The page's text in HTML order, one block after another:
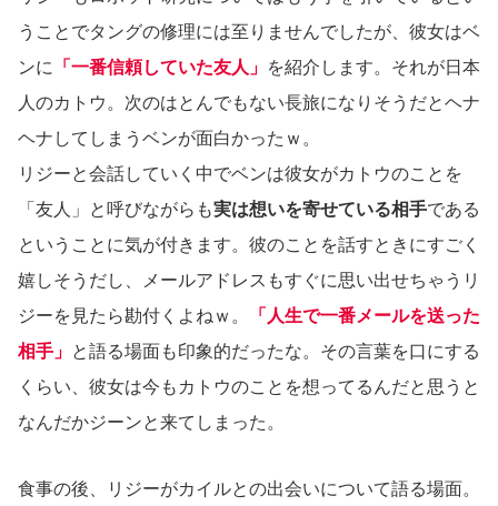
うことでタングの修理には至りませんでしたが、彼女はベ
ンに
「一番信頼していた友人」 を紹介します。それが日本
人のカトウ。次のはとんでもない長旅になりそうだとヘナ
ヘナしてしまうベンが面白かったｗ。
リジーと会話していく中でベンは彼女がカトウのことを
「友人」と呼びながらも実は想いを寄せている相手である
ということに気が付きます。彼のことを話すときにすごく
嬉しそうだし、メールアドレスもすぐに思い出せちゃうリ
ジーを見たら勘付くよねｗ。
「人生で一番メールを送った
相手」 と語る場面も印象的だったな。その言葉を口にする
くらい、彼女は今もカトウのことを想ってるんだと思うと
なんだかジーンと来てしまった。
食事の後、リジーがカイルとの出会いについて語る場面。